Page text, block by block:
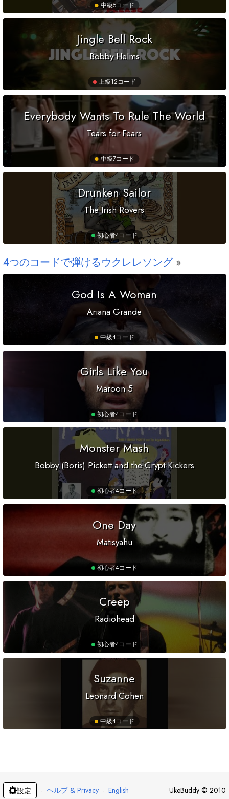
中級5コード
Jingle Bell Rock
Bobby Helms
上級12コード
Everybody Wants To Rule The World
Tears for Fears
中級7コード
Drunken Sailor
The Irish Rovers
初心者4コード
4つのコードで弾けるウクレレソング
God Is A Woman
Ariana Grande
中級4コード
Girls Like You
Maroon 5
初心者4コード
Monster Mash
Bobby (Boris) Pickett and the Crypt-Kickers
初心者4コード
One Day
Matisyahu
初心者4コード
Creep
Radiohead
初心者4コード
Suzanne
Leonard Cohen
中級4コード
設定 · ヘルプ & Privacy · English UkeBuddy © 2010